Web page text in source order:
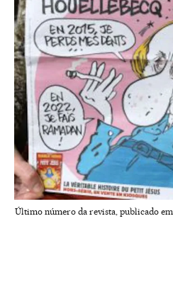
Último número da revista, publicado